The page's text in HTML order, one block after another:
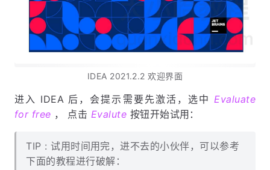
IDEA 2021.2.2 欢迎界面
进入 IDEA 后，会提示需要先激活，选中Evaluate
for free ， 点击 Evalute 按钮开始试用：
TIP : 试用时间用完，进不去的小伙伴，可以参考
下面的教程进行破解：